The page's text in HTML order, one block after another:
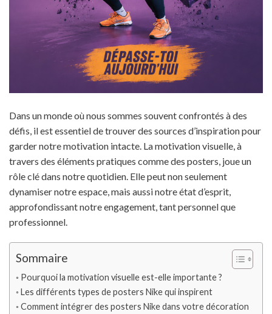
Dans un monde où nous sommes souvent confrontés à des
défis, il est essentiel de trouver des sources d’inspiration pour
garder notre motivation intacte. La motivation visuelle, à
travers des éléments pratiques comme des posters, joue un
rôle clé dans notre quotidien. Elle peut non seulement
dynamiser notre espace, mais aussi notre état d’esprit,
approfondissant notre engagement, tant personnel que
professionnel.
Sommaire
Pourquoi la motivation visuelle est-elle importante ?
Les différents types de posters Nike qui inspirent
Comment intégrer des posters Nike dans votre décoration